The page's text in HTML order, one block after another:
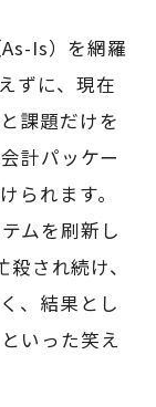
Is）を網羅
ずに、現在
課題だけを
計パッケー
られます。
ムを刷新し
され続け、
、結果とし
いった笑え